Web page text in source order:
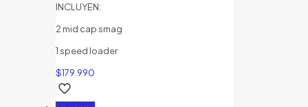
INCLUYEN:
2 mid cap smag
1 speed loader
$179.990